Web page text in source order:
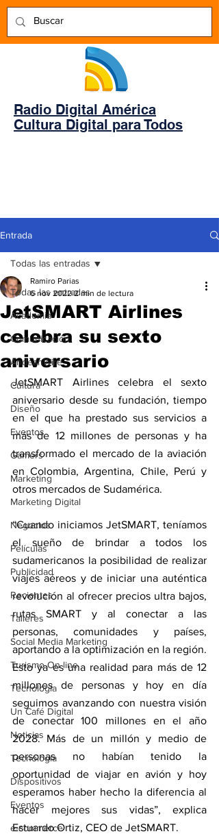
Radio Digital América
Cultura Digital para Todos
Entrada
Todas las entradas
Academia
Comunicación
AndeanWire
Cultura
Diseño
Eventos
Gamers
Marketing
Marketing Digital
Negocios
Películas
Publicidad
Recientes
Talleres
Social Media Marketing
Turismo On line
Tecnología
Un Café Digital
Noticias
Tecnología
Dispositivos
Eventos
e-commerce
Todas las entradas
JetSMART Airlines
celebra su sexto
aniversario
Ramiro Parias
6 nov 2022 2 min de lectura
JetSMART Airlines celebra el sexto
aniversario desde su fundación, tiempo
en el que ha prestado sus servicios a
más de 12 millones de personas y ha
transformado el mercado de la aviación
en Colombia, Argentina, Chile, Perú y
otros mercados de Sudamérica.
“Cuando iniciamos JetSMART, teníamos
el sueño de brindar a todos los
sudamericanos la posibilidad de realizar
viajes aéreos y de iniciar una auténtica
revolución al ofrecer precios ultra bajos,
rutas SMART y al conectar a las
personas, comunidades y países,
aportando a la optimización en la región.
Esto ya es una realidad para más de 12
millones de personas y hoy en día
seguimos avanzando con nuestra visión
de conectar 100 millones en el año
2028. Más de un millón y medio de
personas no habían tenido la
oportunidad de viajar en avión y hoy
esperamos haber hecho la diferencia al
hacer mejores sus vidas”, explica
Estuardo Ortiz, CEO de JetSMART.